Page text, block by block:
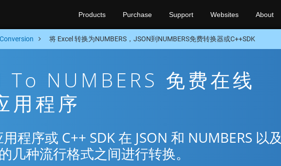
Products Purchase Support Websites About
Conversion 将 Excel 转换为NUMBERS，JSON到NUMBERS免费转换器或C++SDK
To NUMBERS 免费在线
用程序
程序或 C++ SDK 在 JSON 和 NUMBERS 以及
几种流行格式之间进行转换。